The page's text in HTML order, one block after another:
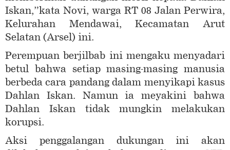
Iskan,”kata Novi, warga RT 08 Jalan Perwira,
Kelurahan Mendawai, Kecamatan Arut
Selatan (Arsel) ini.
Perempuan berjilbab ini mengaku menyadari
betul bahwa setiap masing-masing manusia
berbeda cara pandang dalam menyikapi kasus
Dahlan Iskan. Namun ia meyakini bahwa
Dahlan Iskan tidak mungkin melakukan
korupsi.
Aksi penggalangan dukungan ini akan